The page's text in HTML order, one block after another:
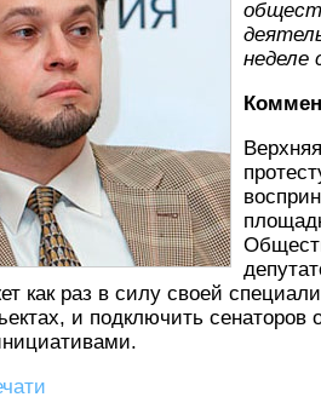
неделе
как раз в силу своей
и подключить сенаторов